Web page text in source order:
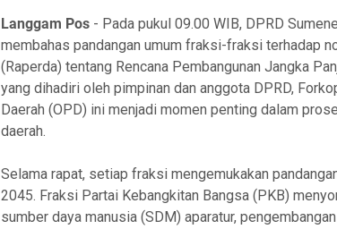
Langgam Pos - Pada pukul 09.00 WIB, DPRD
membahas pandangan umum fraksi-fraksi terhadap
(Raperda) tentang Rencana Pembangunan Jangka
yang dihadiri oleh pimpinan dan anggota DPRD,
Daerah (OPD) ini menjadi momen penting dalam
daerah.
Selama rapat, setiap fraksi mengemukakan
2045. Fraksi Partai Kebangkitan Bangsa (PKB)
sumber daya manusia (SDM) aparatur,